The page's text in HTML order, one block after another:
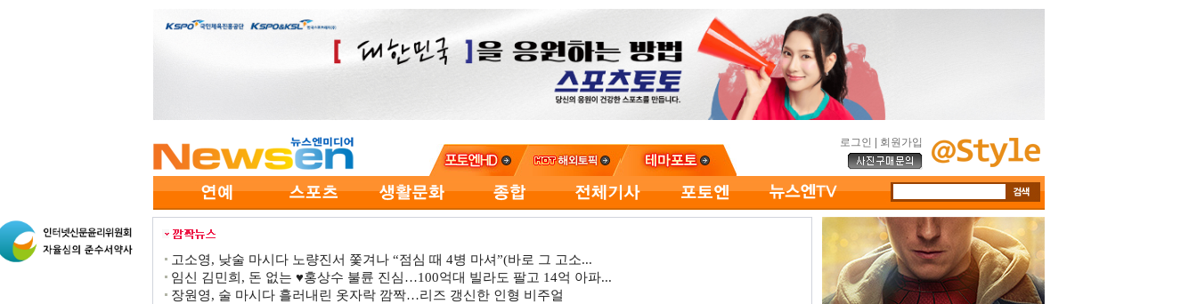
로그인 회원가입
고소영, 낮술 마시다 노량진서 쫓겨나 “점심 때 4병 마셔”(바로 그 고소...
임신 김민희, 돈 없는 ♥홍상수 불륜 진심…100억대 빌라도 팔고 14억 아파...
장원영, 술 마시다 흘러내린 옷자락 깜짝…리즈 갱신한 인형 비주얼